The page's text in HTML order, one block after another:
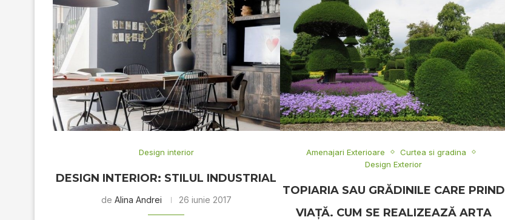
Design interior
DESIGN INTERIOR: STILUL INDUSTRIAL
de Alina Andrei 26 iunie 2017
Amenajari Exterioare
Curtea si gradina
Design Exterior
TOPIARIA SAU GRĂDINILE CARE PRIND
VIAȚĂ. CUM SE REALIZEAZĂ ARTA